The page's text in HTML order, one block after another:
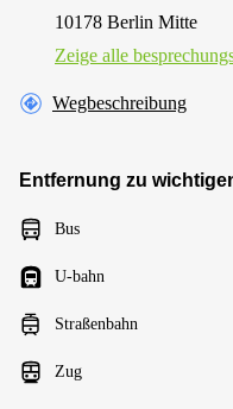
10178 Berlin Mitte
Zeige alle
Wegbeschreibung
Entfernung zu
Bus
U-bahn
Straßenbahn
Zug